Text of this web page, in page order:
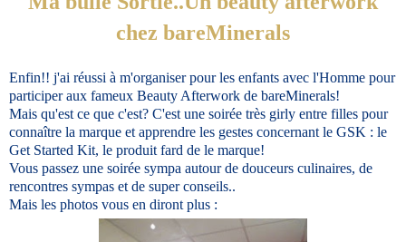
chez bareMinerals
Enfin!! j'ai réussi à m'organiser pour les enfants avec l'Homme pour
participer aux fameux Beauty Afterwork de bareMinerals!
Mais qu'est ce que c'est? C'est une soirée très girly entre filles pour
connaître la marque et apprendre les gestes concernant le GSK : le
Get Started Kit, le produit fard de le marque!
Vous passez une soirée sympa autour de douceurs culinaires, de
rencontres sympas et de super conseils..
Mais les photos vous en diront plus :